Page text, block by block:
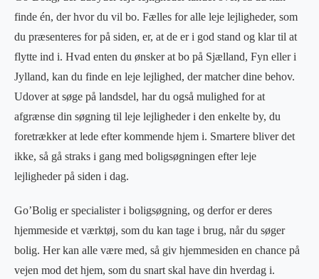
finde én, der hvor du vil bo. Fælles for alle leje lejligheder, som
du præsenteres for på siden, er, at de er i god stand og klar til at
flytte ind i. Hvad enten du ønsker at bo på Sjælland, Fyn eller i
Jylland, kan du finde en leje lejlighed, der matcher dine behov.
Udover at søge på landsdel, har du også mulighed for at
afgrænse din søgning til leje lejligheder i den enkelte by, du
foretrækker at lede efter kommende hjem i. Smartere bliver det
ikke, så gå straks i gang med boligsøgningen efter leje
lejligheder på siden i dag.
Go’Bolig er specialister i boligsøgning, og derfor er deres
hjemmeside et værktøj, som du kan tage i brug, når du søger
bolig. Her kan alle være med, så giv hjemmesiden en chance på
vejen mod det hjem, som du snart skal have din hverdag i.